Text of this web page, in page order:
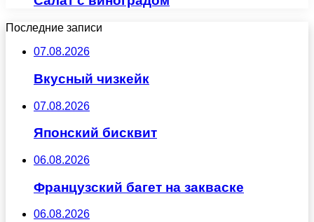
Последние записи
07.08.2026
Вкусный чизкейк
07.08.2026
Японский бисквит
06.08.2026
Французский багет на закваске
06.08.2026